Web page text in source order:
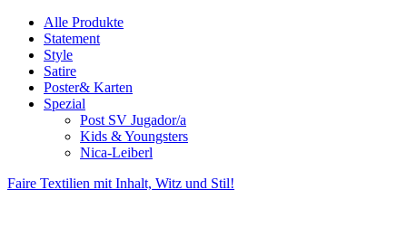
Alle Produkte
Statement
Style
Satire
Poster& Karten
Spezial
Post SV Jugador/a
Kids & Youngsters
Nica-Leiberl
Faire Textilien mit Inhalt, Witz und Stil!